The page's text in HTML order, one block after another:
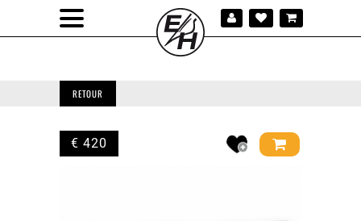
RETOUR
€ 420